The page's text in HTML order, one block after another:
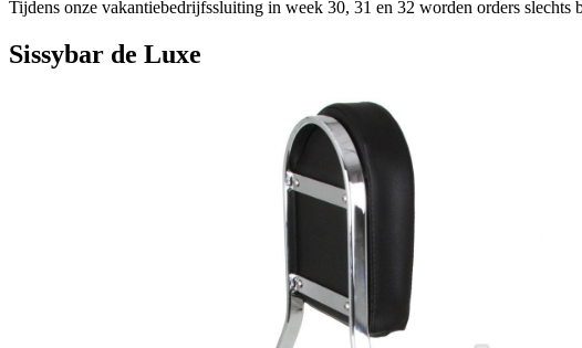
Tijdens onze vakantiebedrijfssluiting in week 30, 31 en 32 worden orders
Sissybar de Luxe